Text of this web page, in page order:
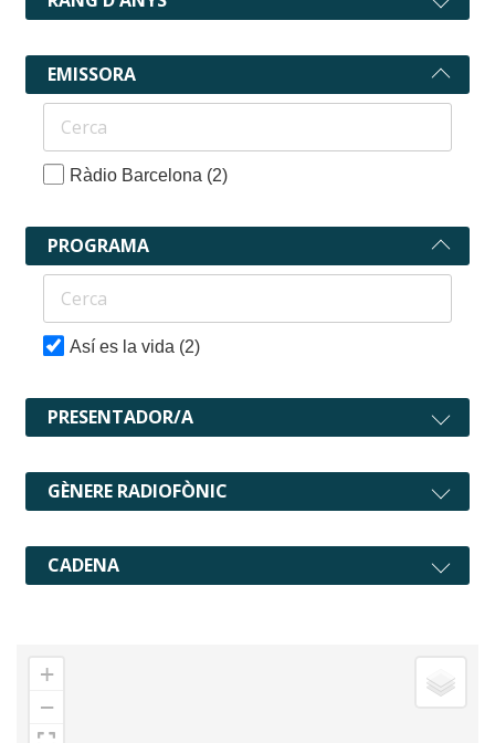
EMISSORA
Ràdio Barcelona (2)
PROGRAMA
Así es la vida (2)
PRESENTADOR/A
GÈNERE RADIOFÒNIC
CADENA
+
−